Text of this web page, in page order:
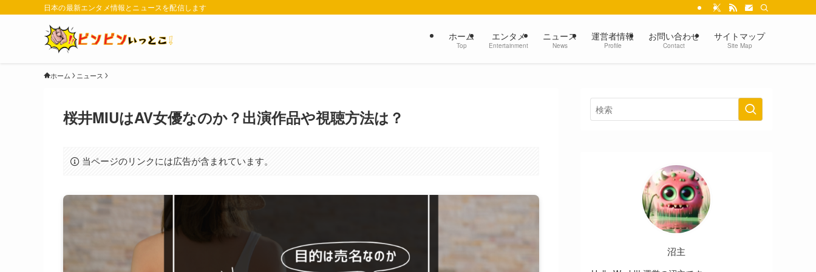
日本の最新エンタメ情報とニュースを配信します
ホーム
Top
エンタメ
Entertainment
ニュース
News
運営者情報
Profile
お問い合わせ
Contact
サイトマップ
Site Map
ホーム ニュース
桜井MIUはAV女優なのか？出演作品や視聴方法は？
当ページのリンクには広告が含まれています。
沼主